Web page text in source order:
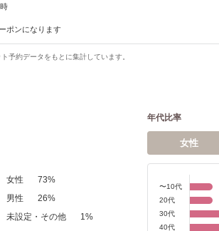
ポンになります
予約データをもとに集計しています。
女性 73%
男性
26%
未設定・その他
1 %
年代比率
女性
〜10代
20代
30代
40代